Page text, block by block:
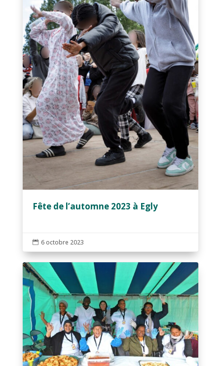
Fête de l’automne 2023 à Egly
 6 octobre 2023